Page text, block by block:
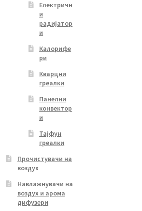
Електричн
и
радијатор
и
Калорифе
ри
Кварцни
греалки
Панелни
конвектор
и
Тајфун
греалки
Прочистувачи на
воздух
Навлажнувачи на
воздух и арома
дифузери